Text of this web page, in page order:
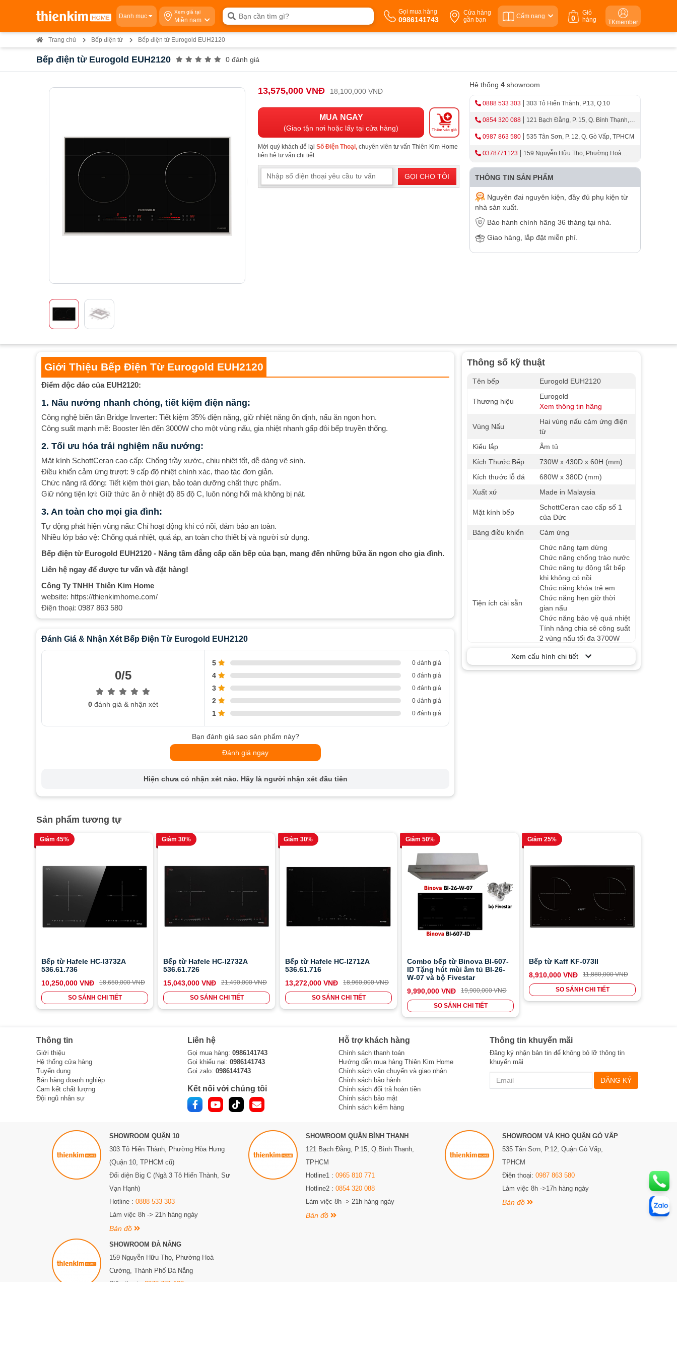
Danh mục
Xem giá tại
Miền nam
Gọi mua hàng
0986141743
Cửa hàng
gần bạn
Cẩm nang
Giỏ
hàng
0 TKmember
Trang chủ Bếp điện từ Bếp điện từ Eurogold EUH2120
Bếp điện từ Eurogold EUH2120 0 đánh giá
13,575,000 VNĐ 18,100,000 VNĐ
MUA NGAY
(Giao tận nơi hoặc lấy tại cửa hàng) Thêm vào giỏ
Mời quý khách để lại Số Điện Thoại, chuyên viên tư vấn Thiên Kim Home
liên hệ tư vấn chi tiết
GỌI CHO TÔI
Hệ thống 4 showroom
0888 533 303 303 Tô Hiến Thành, P.13, Q.10
0854 320 088
121 Bạch Đằng, P. 15, Q. Bình Thạnh,
TPHCM
0987 863 580 535 Tân Sơn, P. 12, Q. Gò Vấp, TPHCM
0378771123
159 Nguyễn Hữu Thọ, Phường Hoà
THÔNG TIN SẢN PHẨM
Nguyên đai nguyên kiện, đầy đủ phụ kiện từ
nhà sản xuất.
Bảo hành chính hãng 36 tháng tại nhà.
Giao hàng, lắp đặt miễn phí.
Giới Thiệu Bếp Điện Từ Eurogold EUH2120
Điểm độc đáo của EUH2120:
1. Nấu nướng nhanh chóng, tiết kiệm điện năng:
Công nghệ biến tần Bridge Inverter: Tiết kiệm 35% điện năng, giữ nhiệt năng ổn định, nấu ăn ngon hơn.
Công suất mạnh mẽ: Booster lên đến 3000W cho một vùng nấu, gia nhiệt nhanh gấp đôi bếp truyền thống.
2. Tối ưu hóa trải nghiệm nấu nướng:
Mặt kính SchottCeran cao cấp: Chống trầy xước, chịu nhiệt tốt, dễ dàng vệ sinh.
Điều khiển cảm ứng trượt: 9 cấp độ nhiệt chính xác, thao tác đơn giản.
Chức năng rã đông: Tiết kiệm thời gian, bảo toàn dưỡng chất thực phẩm.
Giữ nóng tiện lợi: Giữ thức ăn ở nhiệt độ 85 độ C, luôn nóng hổi mà không bị nát.
3. An toàn cho mọi gia đình:
Tự động phát hiện vùng nấu: Chỉ hoạt động khi có nồi, đảm bảo an toàn.
Nhiều lớp bảo vệ: Chống quá nhiệt, quá áp, an toàn cho thiết bị và người sử dụng.
Bếp điện từ Eurogold EUH2120 - Nâng tầm đẳng cấp căn bếp của bạn, mang đến những bữa ăn ngon cho gia đình.
Liên hệ ngay để được tư vấn và đặt hàng!
Công Ty TNHH Thiên Kim Home
website: https://thienkimhome.com/
Điện thoại: 0987 863 580
Đánh Giá & Nhận Xét Bếp Điện Từ Eurogold EUH2120
0/5
0đánh giá & nhận xét
5 0 đánh giá
4 0 đánh giá
3 0 đánh giá
2 0 đánh giá
1 0 đánh giá
Bạn đánh giá sao sản phẩm này?
Đánh giá ngay
Hiện chưa có nhận xét nào. Hãy là người nhận xét đầu tiên
Thông số kỹ thuật
Tên bếp Eurogold EUH2120
Thương hiệu
Eurogold
Xem thông tin hãng
Vùng Nấu
Hai vùng nấu cảm ứng điện
từ
Kiểu lắp
Âm tủ
Kích Thước Bếp
730W x 430D x 60H (mm)
Kích thước lỗ đá
680W x 380D (mm)
Xuất xứ
Made in Malaysia
Mặt kính bếp
SchottCeran cao cấp số 1
của Đức
Bảng điều khiển
Cảm ứng
Tiện ích cài sẵn
Chức năng tạm dừng
Chức năng chống trào nước
Chức năng tự động tắt bếp
khi không có nồi
Chức năng khóa trẻ em
Chức năng hẹn giờ thời
gian nấu
Chức năng bảo vệ quá nhiệt
Tính năng chia sẻ công suất
2 vùng nấu tối đa 3700W
nấu
Nồi nấu
Nồi dân từ
Xem cấu hình chi tiết
Sản phẩm tương tự
Giảm 45%
Bếp từ Hafele HC-I3732A
536.61.736
10,250,000 VNĐ
18,650,000 VNĐ
SO SÁNH CHI TIẾT
Giảm 30%
Bếp từ Hafele HC-I2732A
536.61.726
15,043,000 VNĐ
21,490,000 VNĐ
SO SÁNH CHI TIẾT
Giảm 30%
Bếp từ Hafele HC-I2712A
536.61.716
13,272,000 VNĐ
18,960,000 VNĐ
SO SÁNH CHI TIẾT
Giảm 50%
Combo bếp từ Binova BI-607-
ID Tặng hút mùi âm tủ BI-26-
W-07 và bộ Fivestar
9,990,000 VNĐ
19,900,000 VNĐ
SO SÁNH CHI TIẾT
Giảm 25%
Bếp từ Kaff KF-073II
8,910,000 VNĐ
11,880,000 VNĐ
SO SÁNH CHI TIẾT
Thông tin
Giới thiệu
Hệ thống cửa hàng
Tuyển dụng
Bán hàng doanh nghiệp
Cam kết chất lượng
Đội ngũ nhân sự
Liên hệ
Gọi mua hàng: 0986141743
Gọi khiếu nại: 0986141743
Gọi zalo: 0986141743
Kết nối với chúng tôi
Hỗ trợ khách hàng
Chính sách thanh toán
Hướng dẫn mua hàng Thiên Kim Home
Chính sách vận chuyển và giao nhận
Chính sách bảo hành
Chính sách đổi trả hoàn tiền
Chính sách bảo mật
Chính sách kiểm hàng
Thông tin khuyến mãi
Đăng ký nhận bản tin để không bỏ lỡ thông tin
khuyến mãi
ĐĂNG KÝ
SHOWROOM QUẬN 10
303 Tô Hiến Thành, Phường Hòa Hưng
(Quận 10, TPHCM cũ)
Đối diện Big C (Ngã 3 Tô Hiến Thành, Sư
Vạn Hạnh)
Hotline : 0888 533 303
Làm việc 8h -> 21h hàng ngày
Bản đồ
SHOWROOM QUẬN BÌNH THẠNH
121 Bạch Đằng, P.15, Q.Bình Thạnh,
TPHCM
Hotline1 : 0965 810 771
Hotline2 : 0854 320 088
Làm việc 8h -> 21h hàng ngày
Bản đồ
SHOWROOM VÀ KHO QUẬN GÒ VẤP
535 Tân Sơn, P.12, Quận Gò Vấp,
TPHCM
Điện thoại: 0987 863 580
Làm việc 8h ->17h hàng ngày
Bản đồ
SHOWROOM ĐÀ NẴNG
159 Nguyễn Hữu Thọ, Phường Hoà
Cường, Thành Phố Đà Nẵng
Điện thoại : 0378 771 123